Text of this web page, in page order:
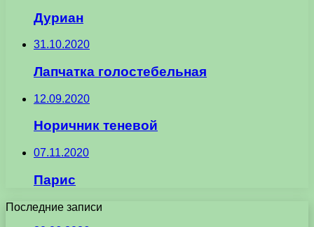
Дуриан
31.10.2020
Лапчатка голостебельная
12.09.2020
Норичник теневой
07.11.2020
Парис
Последние записи